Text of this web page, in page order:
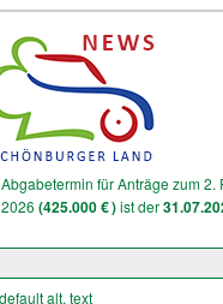
Abgabetermin für Anträge zum 2.
2026 (425.000 € )ist der